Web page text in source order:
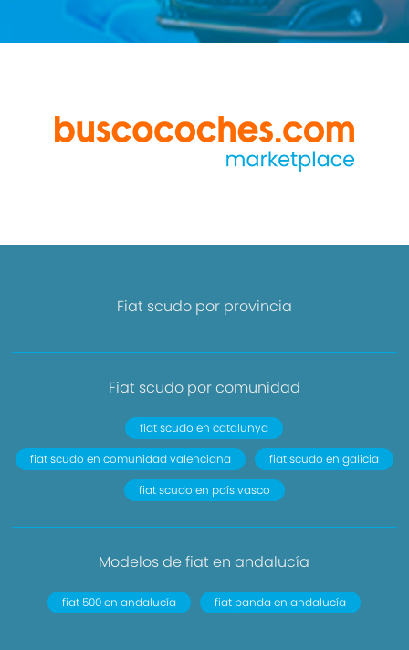
Fiat scudo por provincia
Fiat scudo por comunidad
fiat scudo en catalunya
fiat scudo en comunidad valenciana
fiat scudo en galicia
fiat scudo en país vasco
Modelos de fiat en andalucía
fiat 500 en andalucía fiat panda en andalucía